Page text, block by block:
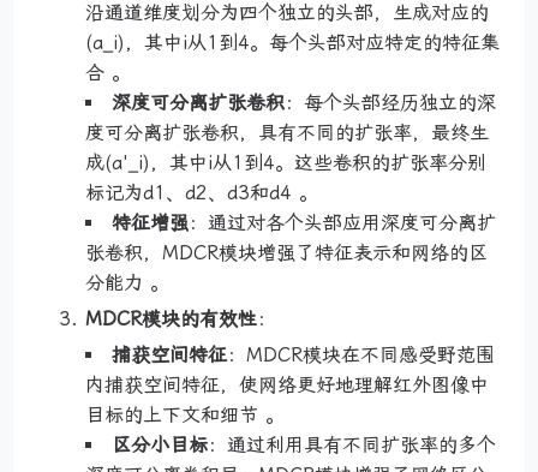
沿通道维度划分为四个独立的头部，生成对应的
(a_i)，其中i从1到4。每个头部对应特定的特征集
合 。
深度可分离扩张卷积：每个头部经历独立的深
度可分离扩张卷积，具有不同的扩张率，最终生
成(a'_i)，其中i从1到4。这些卷积的扩张率分别
标记为d1、d2、d3和d4 。
特征增强：通过对各个头部应用深度可分离扩
张卷积，MDCR模块增强了特征表示和网络的区
分能力 。
MDCR模块的有效性：
捕获空间特征：MDCR模块在不同感受野范围
内捕获空间特征，使网络更好地理解红外图像中
目标的上下文和细节 。
区分小目标：通过利用具有不同扩张率的多个